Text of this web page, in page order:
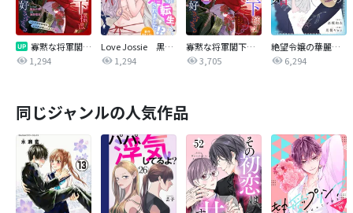
寡黙な将軍閣下様は魔力ゼロの嫁が好きすぎる～なぜか旦那様の心の声が聞こえます！？～［1話売り］
1,294
Love Jossie 黒歴史自作小説の追放令嬢に転生したら冷徹皇子に求婚されました！？
1,294
寡黙な将軍閣下様は魔力ゼロの嫁が好きすぎる～なぜか旦那様の心の声が聞こえます！？～
3,705
絶望令嬢の華麗なる離婚～幼馴染の大公閣下の溺愛が止まらないのです～
6,294
同じジャンルの人気作品